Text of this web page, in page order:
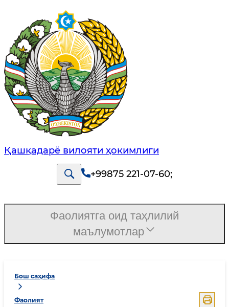
Қашқадарё вилояти ҳокимлиги
+99875 221-07-60;
Бош саҳифа
Фаолият
Фаолиятга оид таҳлилий
маълумотлар